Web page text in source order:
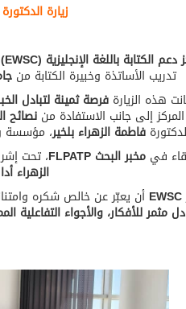
زيارة
دعم الكتابة باللغة الإنجليزية (EWSC)
تدريب الأساتذة وخبيرة الكتابة من
هذه الزيارةفرصة ثمينة لتبادل
إلى جانب الاستفادة مننصائح
فاطمة الزهراء بلخير، مؤسسة
في مخبر البحث ، تحت
الزهراء
EWSC أن يعبّر عن خالص شكره
مثمر للأفكار، والأجواء التفاعلية